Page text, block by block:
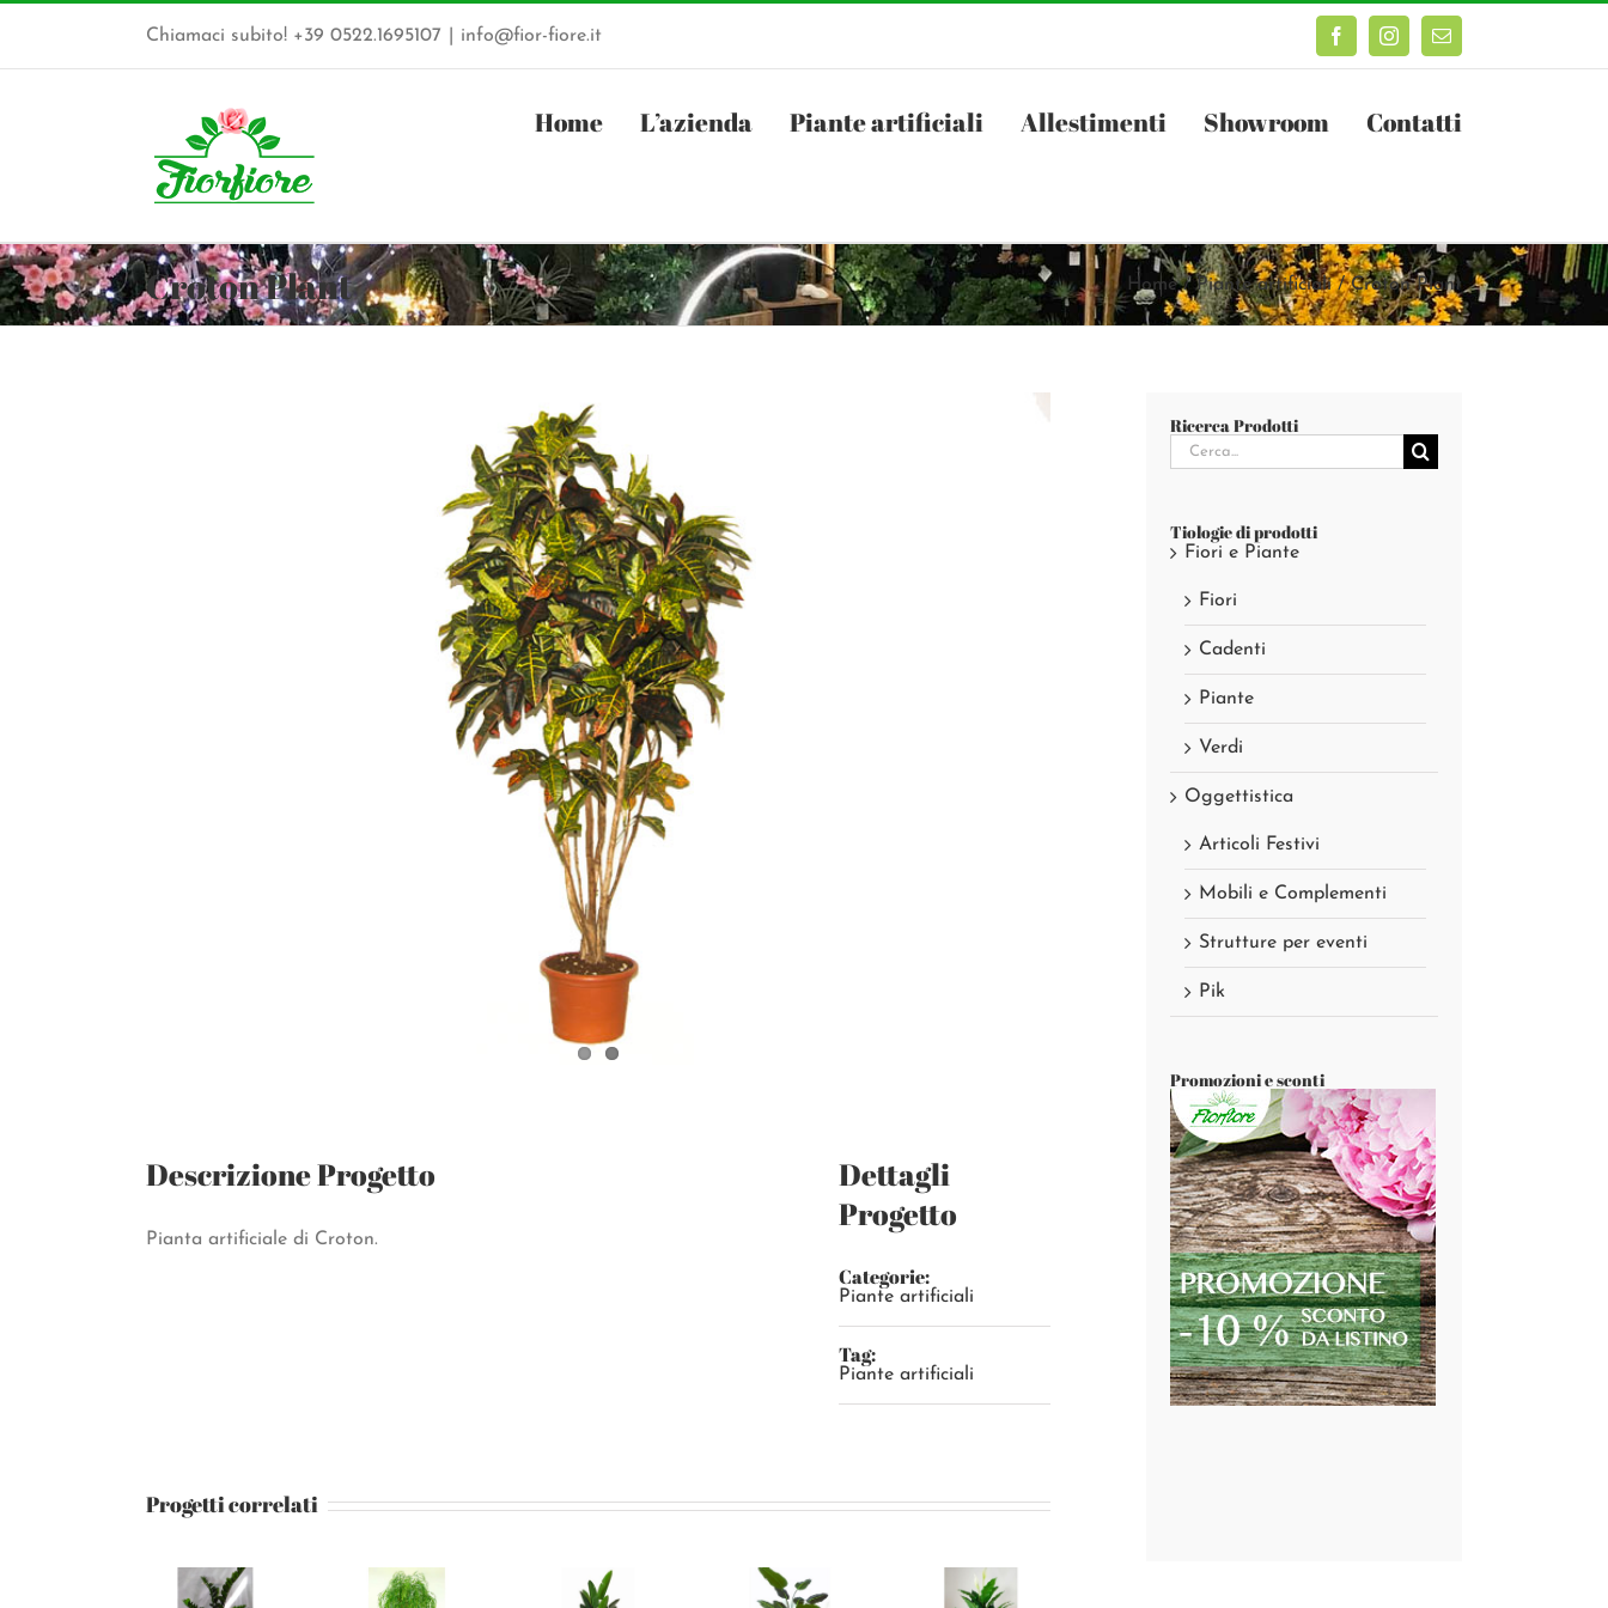
Chiamaci subito! +39 0522.1695107 info@fior-fiore.it FacebookInstagramEmail
Home L’azienda Piante artificiali Allestimenti Showroom Contatti
Croton Plant Home Piante artificiali Croton Plant
Descrizione Progetto
Pianta artificiale di Croton.
Dettagli
Progetto
Categorie:
Piante artificiali
Tag:
Piante artificiali
Progetti correlati
Ricerca Prodotti
Cerca
per:
Tiologie di prodotti
Fiori e Piante
Fiori
Cadenti
Piante
Verdi
Oggettistica
Articoli Festivi
Mobili e Complementi
Strutture per eventi
Pik
Promozioni e sconti